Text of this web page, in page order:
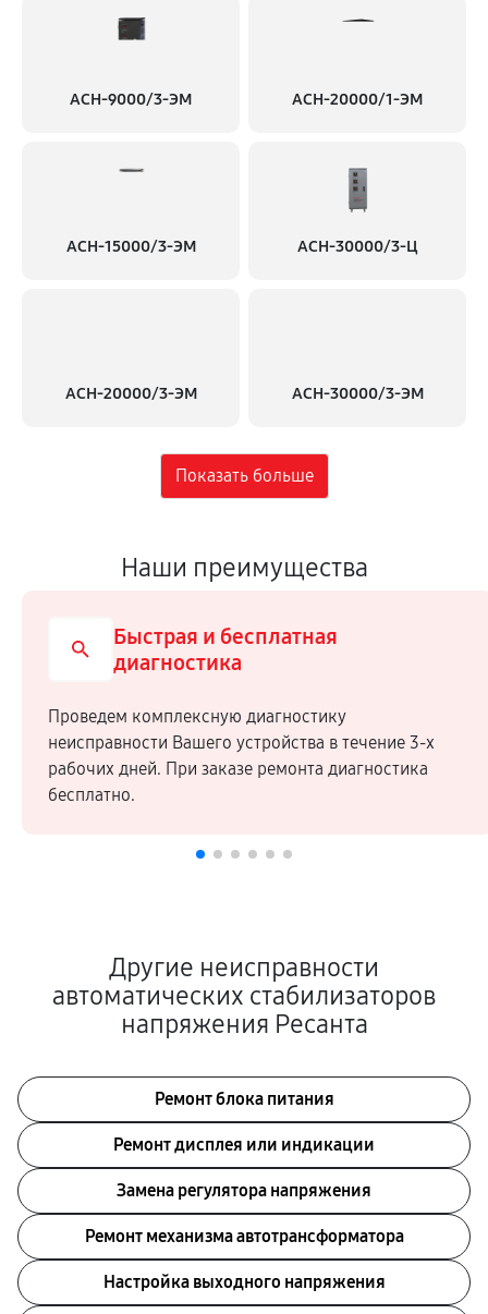
АСН-9000/3-ЭМ АСН-20000/1-ЭМ
АСН-15000/3-ЭМ АСН-30000/3-Ц
АСН-20000/3-ЭМ АСН-30000/3-ЭМ
Наши преимущества
Быстрая и бесплатная
диагностика
Проведем комплексную диагностику
неисправности Вашего устройства в течение 3-х
рабочих дней. При заказе ремонта диагностика
бесплатно.
Другие неисправности
автоматических стабилизаторов
напряжения Ресанта
Ремонт блока питания
Ремонт дисплея или индикации
Замена регулятора напряжения
Ремонт механизма автотрансформатора
Настройка выходного напряжения